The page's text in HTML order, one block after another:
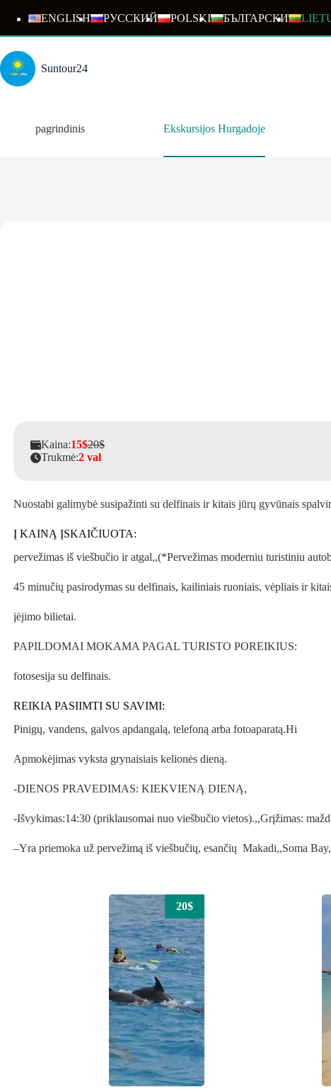
ENGLISH РУССКИЙ POLSKI БЪЛГАРСКИ
Suntour24
pagrindinis Ekskursijos Hurgadoje
Kaina:15$20$
Trukmė:2 val
Nuostabi galimybė susipažinti su delfinais ir kitais jūrų gyvūnais
Į KAINĄ ĮSKAIČIUOTA:
pervežimas iš viešbučio ir atgal,,(*Pervežimas moderniu turistiniu
45 minučių pasirodymas su delfinais, kailiniais ruoniais, vėpliais ir
įėjimo bilietai.
PAPILDOMAI MOKAMA PAGAL TURISTO POREIKIUS:
fotosesija su delfinais.
REIKIA PASIIMTI SU SAVIMI:
Pinigų, vandens, galvos apdangalą, telefoną arba fotoaparatą.Hi
Apmokėjimas vyksta grynaisiais kelionės dieną.
-DIENOS PRAVEDIMAS: KIEKVIENĄ DIENĄ,
-Išvykimas:14:30 (priklausomai nuo viešbučio vietos).,,Grįžimas:
–Yra priemoka už pervežimą iš viešbučių, esančių Makadi,,Soma
20$